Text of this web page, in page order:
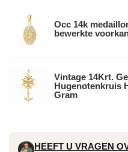
Occ 14k
bewerkte
Vintage 14Krt.
Hugenotenkruis
Gram
HEEFT U VRAGEN